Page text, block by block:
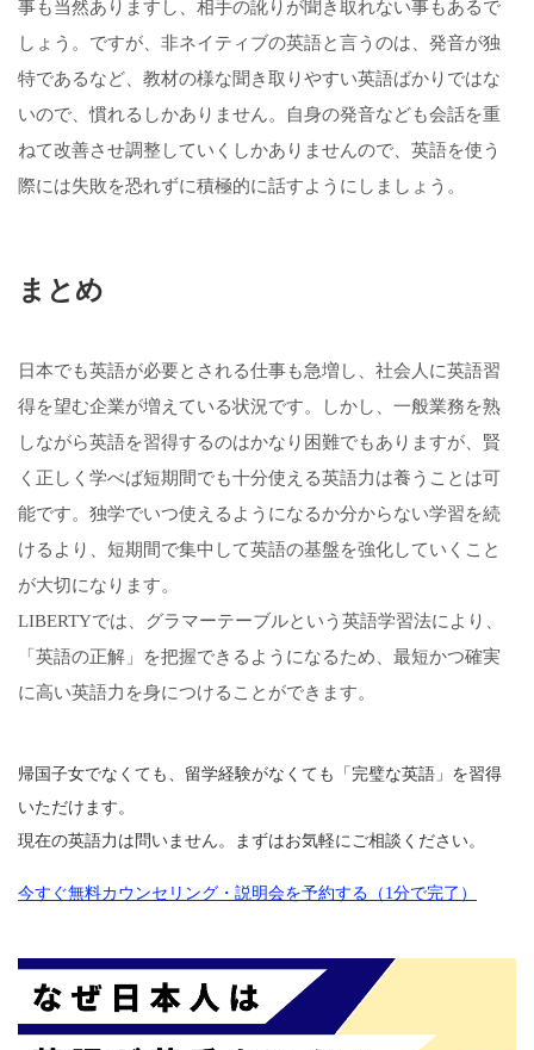
事も当然ありますし、相手の訛りが聞き取れない事もあるで
しょう。ですが、非ネイティブの英語と言うのは、発音が独
特であるなど、教材の様な聞き取りやすい英語ばかりではな
いので、慣れるしかありません。自身の発音なども会話を重
ねて改善させ調整していくしかありませんので、英語を使う
際には失敗を恐れずに積極的に話すようにしましょう。
まとめ
日本でも英語が必要とされる仕事も急増し、社会人に英語習
得を望む企業が増えている状況です。しかし、一般業務を熟
しながら英語を習得するのはかなり困難でもありますが、賢
く正しく学べば短期間でも十分使える英語力は養うことは可
能です。独学でいつ使えるようになるか分からない学習を続
けるより、短期間で集中して英語の基盤を強化していくこと
が大切になります。
LIBERTYでは、グラマーテーブルという英語学習法により、
「英語の正解」を把握できるようになるため、最短かつ確実
に高い英語力を身につけることができます。
帰国子女でなくても、留学経験がなくても「完璧な英語」を習得
いただけます。
現在の英語力は問いません。まずはお気軽にご相談ください。
今すぐ無料カウンセリング・説明会を予約する（1分で完了）